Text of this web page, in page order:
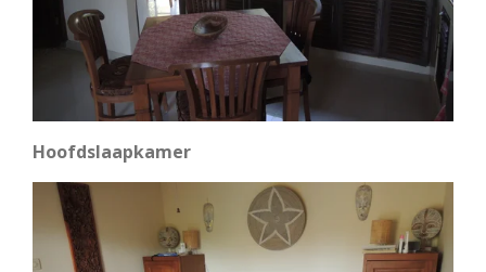
Hoofdslaapkamer